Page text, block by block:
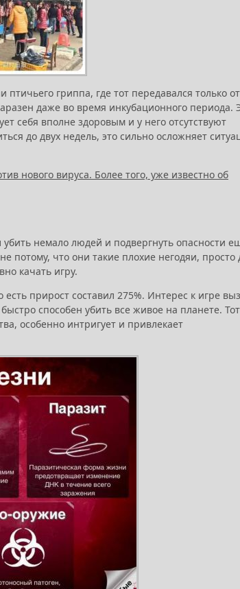
гриппа, где тот передавался только от
даже во время инкубационного периода.
себя вполне здоровым и у него отсутствуют
до двух недель, это сильно осложняет
нового вируса. Более того, уже известно об
немало людей и подвергнуть опасности
потому, что они такие плохие негодяи, просто
качать игру.
прирост составил 275%. Интерес к игре
способен убить все живое на планете. Тот
особенно интригует и привлекает